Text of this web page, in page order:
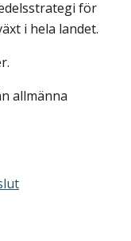
för
i hela landet.
allmänna